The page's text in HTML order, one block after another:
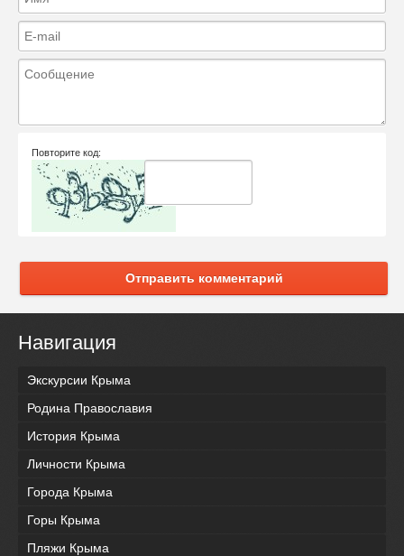
Повторите код:
Отправить комментарий
Навигация
Экскурсии Крыма
Родина Православия
История Крыма
Личности Крыма
Города Крыма
Горы Крыма
Пляжи Крыма